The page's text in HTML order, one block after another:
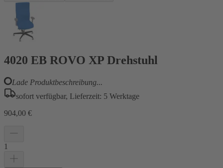
4020 EB ROVO XP Drehstuhl
Lade Produktbeschreibung...
sofort verfügbar, Lieferzeit: 5 Werktage
904,00 €
1